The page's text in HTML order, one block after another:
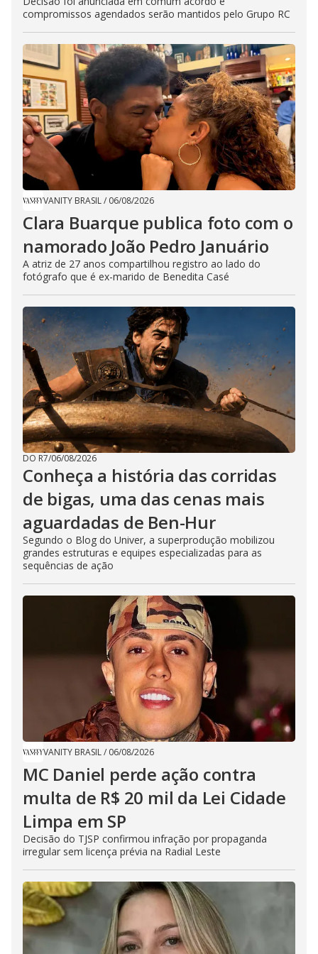
compromissos agendados serão mantidos pelo Grupo RC
VANITY BRASIL/ 06/08/2026
Clara Buarque publica foto com o
namorado João Pedro Januário
A atriz de 27 anos compartilhou registro ao lado do
fotógrafo que é ex-marido de Benedita Casé
DO R7/06/08/2026
Conheça a história das corridas
de bigas, uma das cenas mais
aguardadas de Ben-Hur
Segundo o Blog do Univer, a superprodução mobilizou
grandes estruturas e equipes especializadas para as
sequências de ação
VANITY BRASIL/ 06/08/2026
MC Daniel perde ação contra
multa de R$ 20 mil da Lei Cidade
Limpa em SP
Decisão do TJSP confirmou infração por propaganda
irregular sem licença prévia na Radial Leste